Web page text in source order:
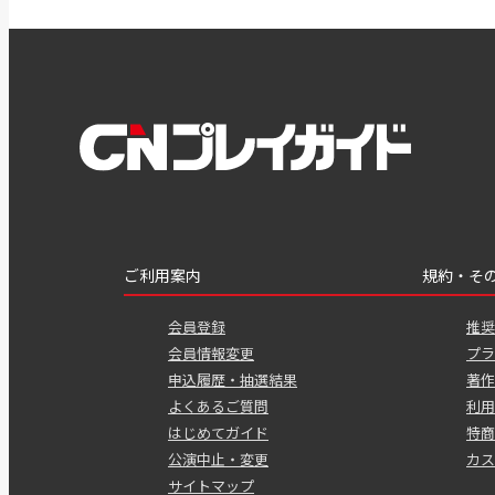
ご利用案内
会員登録
会員情報変更
申込履歴・抽選結果
よくあるご質問
はじめてガイド
公演中止・変更
サイトマップ
規約・そ
推
プ
著
利
特
カ